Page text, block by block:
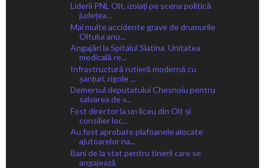
Liderii PNL Olt, izolați pe scena politică
județea...
Mai multe accidente grave de drumurile
Oltului anu...
Angajări la Spitalul Slatina. Unitatea
medicală re...
Infrastructură rutieră modernă cu
șanțuri, rigole ...
Demersul deputatului Chesnoiu pentru
salvarea de v...
Fost director la un liceu din Olt și
consilier loc...
Au fost aprobate plafoanele alocate
ajutoarelor na...
Bani de la stat pentru tinerii care se
angajează